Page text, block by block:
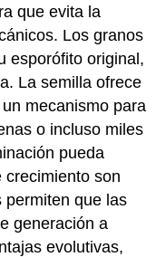
que evita la
Los granos
esporófito original,
Lasemilla ofrece
mecanismo para
o incluso miles
pueda
crecimiento son
permiten que las
generación a
evolutivas,